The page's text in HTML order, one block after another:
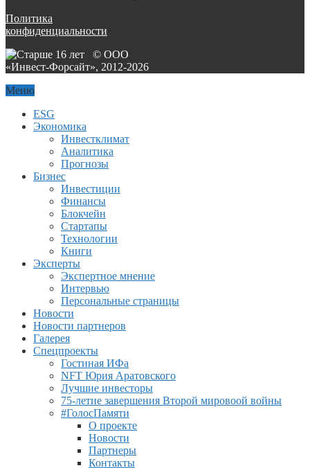
Политика
конфиденциальности
© ООО
«Инвест-Форсайт», 2012-2026
Меню
ESG
Экономика
Инвестклимат
Аналитика
Прогнозы
Бизнес
Инвестиции
Финансы
Блокчейн
Стартапы
Технологии
Книги
Эксперты
Экспертное мнение
Интервью
Персональные страницы
Новости
Новости партнеров
Галерея
Спецпроекты
Гостиная ИФа
NFT Юрия Аратовского
Лучшие инвесторы
75-летие завершения Второй мировоой войны
#ГолосПамяти
О проекте
Новости
Партнеры
Контакты